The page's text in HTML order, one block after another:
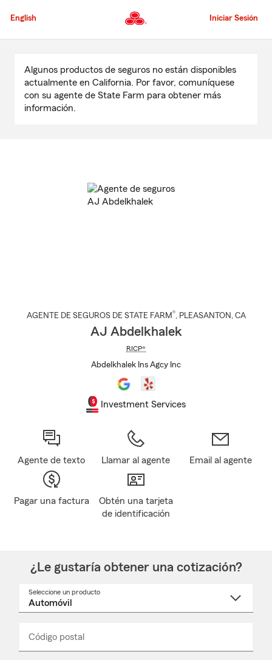
al
principal
English Iniciar Sesión
contenido
principal
Algunos productos de seguros no están disponibles
actualmente en California. Por favor, comuníquese
con su agente de State Farm para obtener más
información.
AGENTE DE SEGUROS DE STATE FARM®, PLEASANTON , CA
AJ Abdelkhalek
RICP®
Abdelkhalek Ins Agcy Inc
Investment Services
Agente de texto Llamar al agente Email al agente
Pagar una factura
Obtén una tarjeta
de identificación
¿Le gustaría obtener una cotización?
Seleccione un producto
desplegable
Código postal
_____